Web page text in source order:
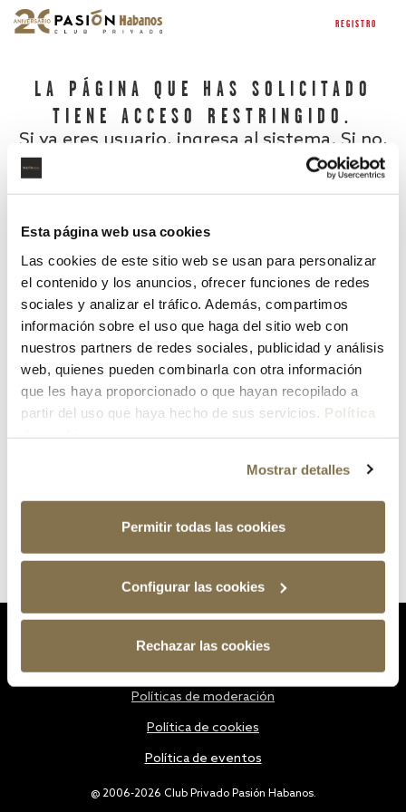
Esta página web usa cookies
Las cookies de este sitio web se usan para personalizar
el contenido y los anuncios, ofrecer funciones de redes
sociales y analizar el tráfico. Además, compartimos
información sobre el uso que haga del sitio web con
nuestros partners de redes sociales, publicidad y análisis
web, quienes pueden combinarla con otra información
que les haya proporcionado o que hayan recopilado a
partir del uso que haya hecho de sus servicios. Política
Mostrar detalles
Permitir todas las cookies
Configurar las cookies
Rechazar las cookies
REGISTRO
LA PÁGINA QUE HAS SOLICITADO
TIENE ACCESO RESTRINGIDO.
Si ya eres usuario, ingresa al sistema. Si no,
¿Has olvidado tu contraseña?
@ 2006-2026 Club Privado Pasión Habanos.
Políticas de moderación
Política de cookies
Política de eventos